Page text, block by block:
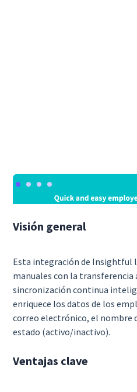
Visión general
Esta integración de Insightful
manuales con la transferencia
sincronización continua
enriquece los datos de los
correo electrónico, el nombre
estado (activo/inactivo).
Ventajas clave